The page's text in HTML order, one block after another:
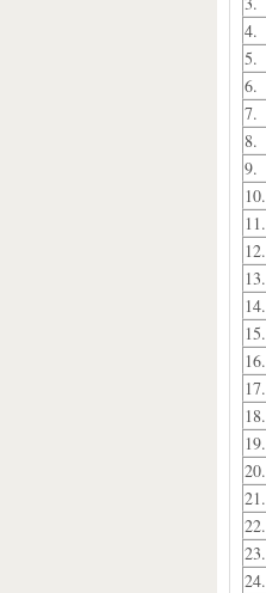
4.
5.
6.
7.
8.
9.
10.
11.
12.
13.
14.
15.
16.
17.
18.
19.
20.
21.
22.
23.
24.